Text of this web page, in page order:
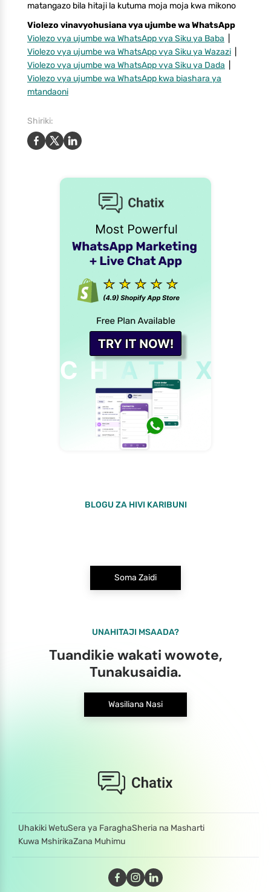
matangazo bila hitaji la kutuma moja moja kwa mikono
Violezo vinavyohusiana vya ujumbe wa WhatsApp
Violezo vya ujumbe wa WhatsApp vya Siku ya Baba
Violezo vya ujumbe wa WhatsApp vya Siku ya Wazazi
Violezo vya ujumbe wa WhatsApp vya Siku ya Dada
Violezo vya ujumbe wa WhatsApp kwa biashara ya
mtandaoni
Shiriki:
BLOGU ZA HIVI KARIBUNI
Soma Zaidi
UNAHITAJI MSAADA?
Tuandikie wakati wowote,
Tunakusaidia.
Wasiliana Nasi
Uhakiki WetuSera ya FaraghaSheria na Masharti
Kuwa MshirikaZana Muhimu